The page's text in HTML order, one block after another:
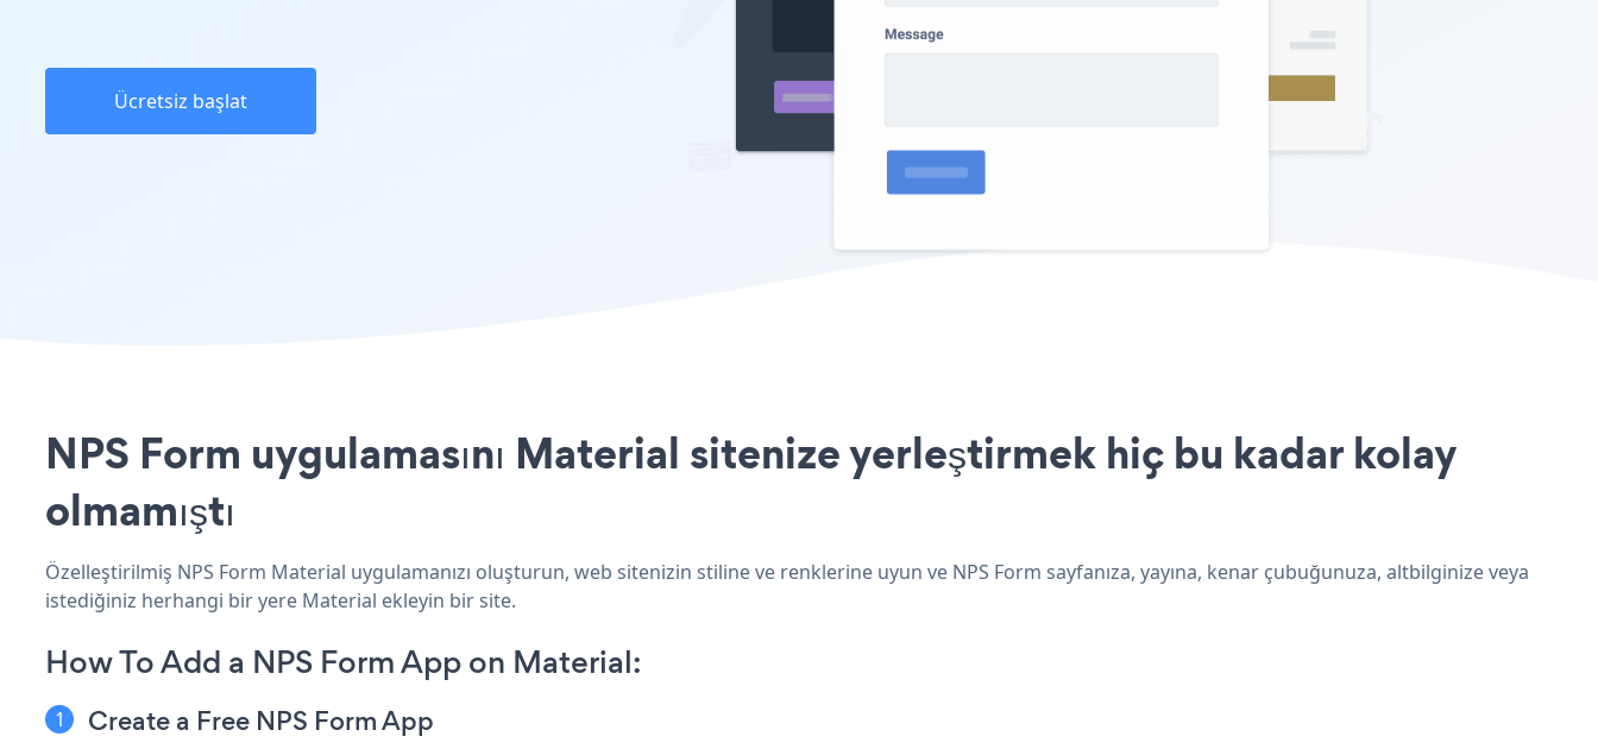
Ücretsiz başlat
NPS Form uygulamasını Material sitenize yerleştirmek hiç bu kadar kolay
olmamıştı
Özelleştirilmiş NPS Form Material uygulamanızı oluşturun, web sitenizin stiline ve renklerine uyun ve NPS Form sayfanıza, yayına, kenar çubuğunuza, altbilginize veya
istediğiniz herhangi bir yere Material ekleyin bir site.
How To Add a NPS Form App on Material:
Create a Free NPS Form App